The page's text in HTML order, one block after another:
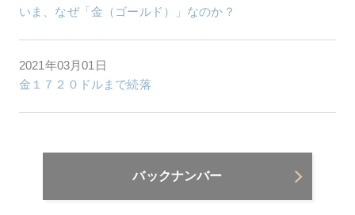
いま、なぜ「金（ゴールド）」なのか？
2021年03月01日
金１７２０ドルまで続落
バックナンバー